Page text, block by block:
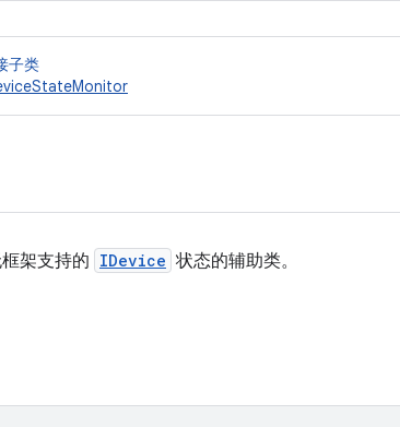
子类
架支持的 IDevice 状态的辅助类。